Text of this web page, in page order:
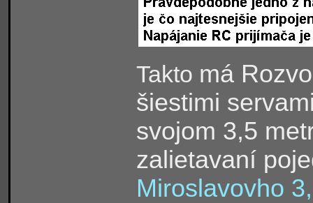
Takto má
šiestimi
svojom 3,5
zalietavaní
Miroslavovho